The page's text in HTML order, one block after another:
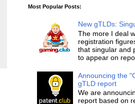
Most Popular Posts:
New gTLDs:
The more I deal
registration
that singular and
to appear on
Announcing the
gTLD report
We are
report based on